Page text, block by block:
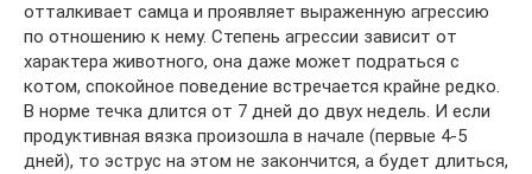
отталкивает самца и проявляет выраженную агрессию
по отношению к нему. Степень агрессии зависит от
характера животного, она даже может подраться с
котом, спокойное поведение встречается крайне редко.
В норме течка длится от 7 дней до двух недель. И если
продуктивная вязка произошла в начале (первые 4-5
дней), то эструс на этом не закончится, а будет длиться,